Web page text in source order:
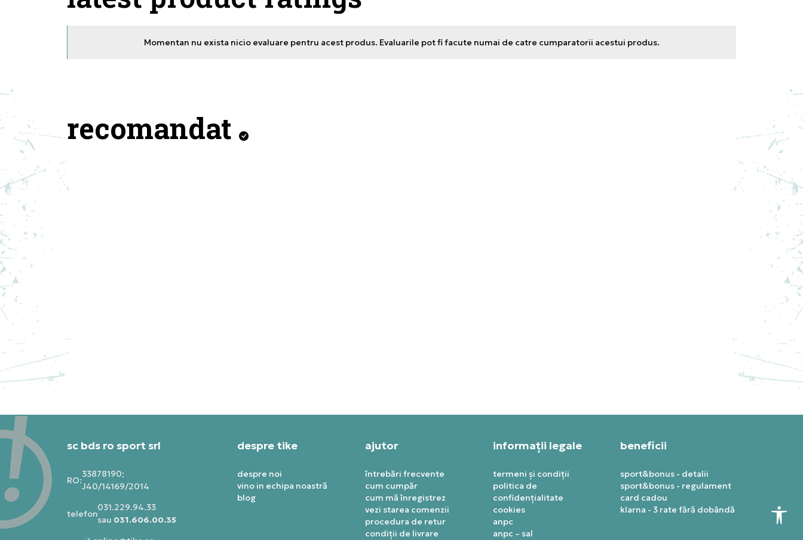
Momentan nu exista nicio evaluare pentru acest produs. Evaluarile pot fi facute numai de catre cumparatorii acestui produs.
recomandat
sc bds ro sport srl
RO:
33878190;
J40/14169/2014
telefon:
031.229.94.33
sau 031.606.00.35
despre tike
despre noi
vino in echipa noastră
blog
ajutor
întrebări frecvente
cum cumpăr
cum mă înregistrez
vezi starea comenzii
procedura de retur
condiții de livrare
informații legale
termeni și condiții
politica de
confidențialitate
cookies
anpc
anpc – sal
beneficii
sport&bonus - detalii
sport&bonus - regulament
card cadou
klarna - 3 rate fără dobândă